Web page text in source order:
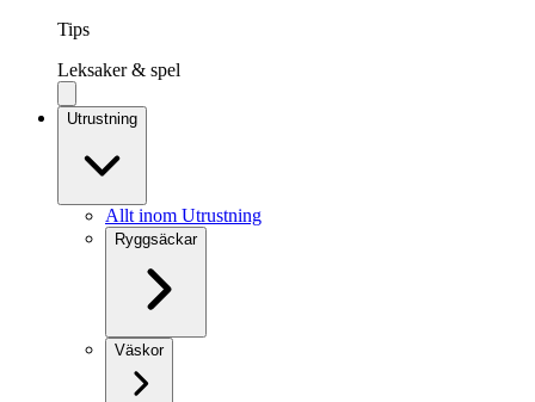
Tips
Leksaker & spel
Utrustning
Allt inom Utrustning
Ryggsäckar
Väskor